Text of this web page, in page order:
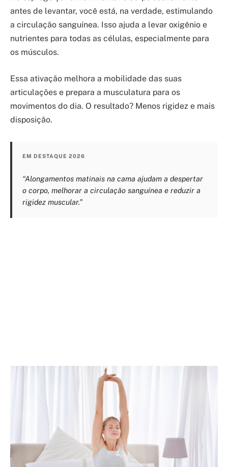
antes de levantar, você está, na verdade, estimulando
a circulação sanguínea. Isso ajuda a levar oxigênio e
nutrientes para todas as células, especialmente para
os músculos.
Essa ativação melhora a mobilidade das suas
articulações e prepara a musculatura para os
movimentos do dia. O resultado? Menos rigidez e mais
disposição.
EM DESTAQUE 2026
“Alongamentos matinais na cama ajudam a despertar
o corpo, melhorar a circulação sanguínea e reduzir a
rigidez muscular.”